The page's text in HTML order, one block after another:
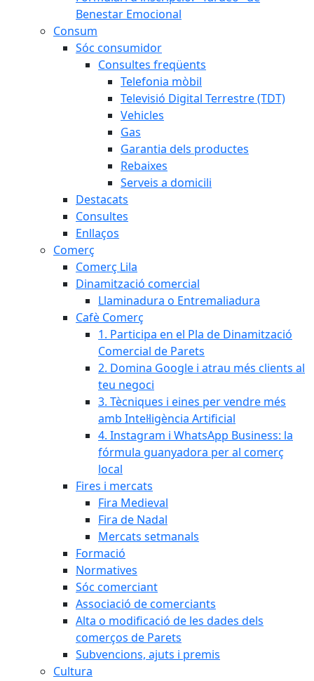
Benestar Emocional
Consum
Sóc consumidor
Consultes freqüents
Telefonia mòbil
Televisió Digital Terrestre (TDT)
Vehicles
Gas
Garantia dels productes
Rebaixes
Serveis a domicili
Destacats
Consultes
Enllaços
Comerç
Comerç Lila
Dinamització comercial
Llaminadura o Entremaliadura
Cafè Comerç
1. Participa en el Pla de Dinamització
Comercial de Parets
2. Domina Google i atrau més clients al
teu negoci
3. Tècniques i eines per vendre més
amb Intel·ligència Artificial
4. Instagram i WhatsApp Business: la
fórmula guanyadora per al comerç
local
Fires i mercats
Fira Medieval
Fira de Nadal
Mercats setmanals
Formació
Normatives
Sóc comerciant
Associació de comerciants
Alta o modificació de les dades dels
comerços de Parets
Subvencions, ajuts i premis
Cultura